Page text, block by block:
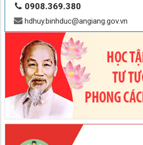
0908.369.380
hdhuy.binhduc@angiang.gov.vn